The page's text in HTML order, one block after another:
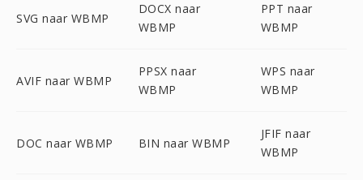
SVG naar WBMP
DOCX naar
WBMP
PPT naar
WBMP
AVIF naar WBMP
PPSX naar
WBMP
WPS naar
WBMP
DOC naar WBMP BIN naar WBMP
JFIF naar
WBMP